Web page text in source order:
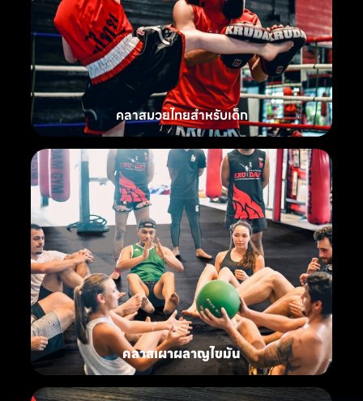
คลาสมวยไทยสำหรับเด็ก
คลาสเผาผลาญไขมัน